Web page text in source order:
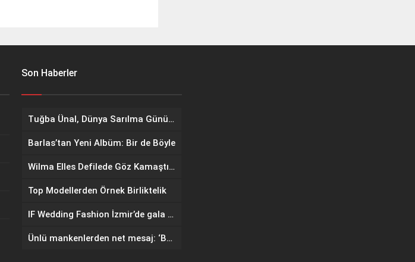
Son Haberler
Tuğba Ünal, Dünya Sarılma Günü kapsamında hayranlarıyla buluştu
Barlas’tan Yeni Albüm: Bir de Böyle
Wilma Elles Defilede Göz Kamaştırdı, Kuliste Oğlunu Uyuttu
Top Modellerden Örnek Birliktelik
IF Wedding Fashion İzmir’de gala defilesinde yıldızlar geçidi
Ünlü mankenlerden net mesaj: ‘Bayrağımız Kırmızı Çizgimizdir’